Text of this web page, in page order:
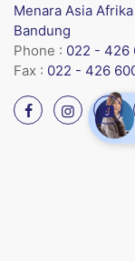
Menara Asia
Bandung
Phone : 022 - 426
Fax : 022 - 426